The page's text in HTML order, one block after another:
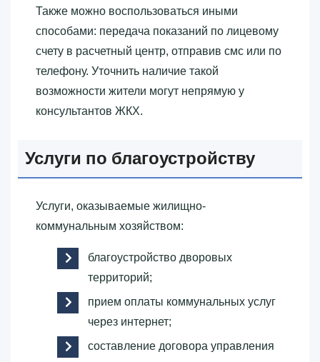
Также можно воспользоваться иными
способами: передача показаний по лицевому
счету в расчетный центр, отправив смс или по
телефону. Уточнить наличие такой
возможности жители могут непрямую у
консультантов ЖКХ.
Услуги по благоустройству
Услуги, оказываемые жилищно-
коммунальным хозяйством:
благоустройство дворовых
территорий;
прием оплаты коммунальных услуг
через интернет;
составление договора управления